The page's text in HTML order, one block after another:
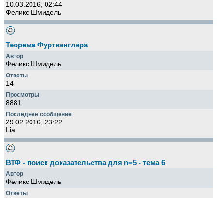
10.03.2016, 02:44
Феликс Шмидель
Теорема Фуртвенглера
Феликс Шмидель
14
8881
29.02.2016, 23:22
Lia
ВТФ - поиск доказательства для n=5 - тема 6
Феликс Шмидель